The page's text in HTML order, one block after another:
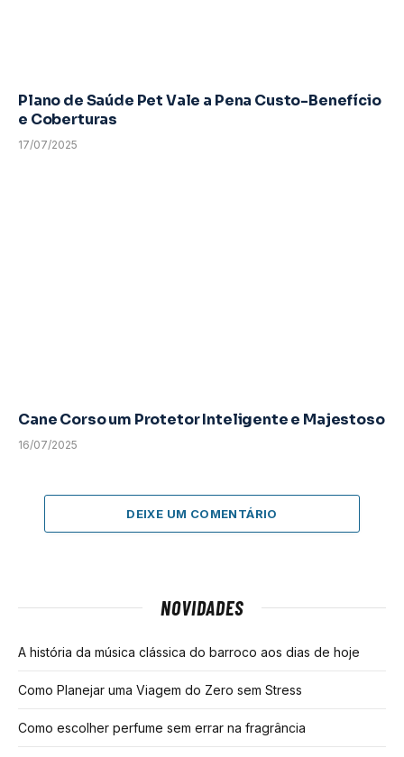
Plano de Saúde Pet Vale a Pena Custo-Benefício
e Coberturas
17/07/2025
Cane Corso um Protetor Inteligente e Majestoso
16/07/2025
DEIXE UM COMENTÁRIO
NOVIDADES
A história da música clássica do barroco aos dias de hoje
Como Planejar uma Viagem do Zero sem Stress
Como escolher perfume sem errar na fragrância